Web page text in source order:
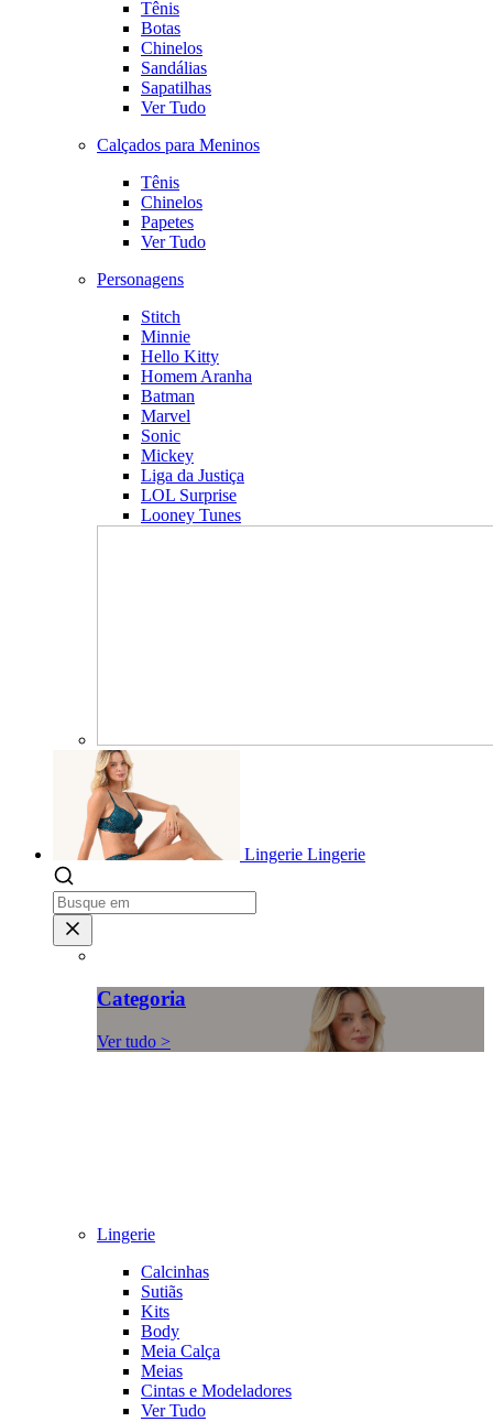
Tênis
Botas
Chinelos
Sandálias
Sapatilhas
Ver Tudo
Calçados para Meninos
Tênis
Chinelos
Papetes
Ver Tudo
Personagens
Stitch
Minnie
Hello Kitty
Homem Aranha
Batman
Marvel
Sonic
Mickey
Liga da Justiça
LOL Surprise
Looney Tunes
Lingerie Lingerie
Categoria
Ver tudo >
Lingerie
Calcinhas
Sutiãs
Kits
Body
Meia Calça
Meias
Cintas e Modeladores
Ver Tudo